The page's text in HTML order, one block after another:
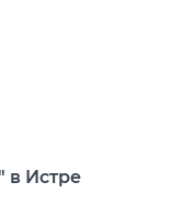
в Истре